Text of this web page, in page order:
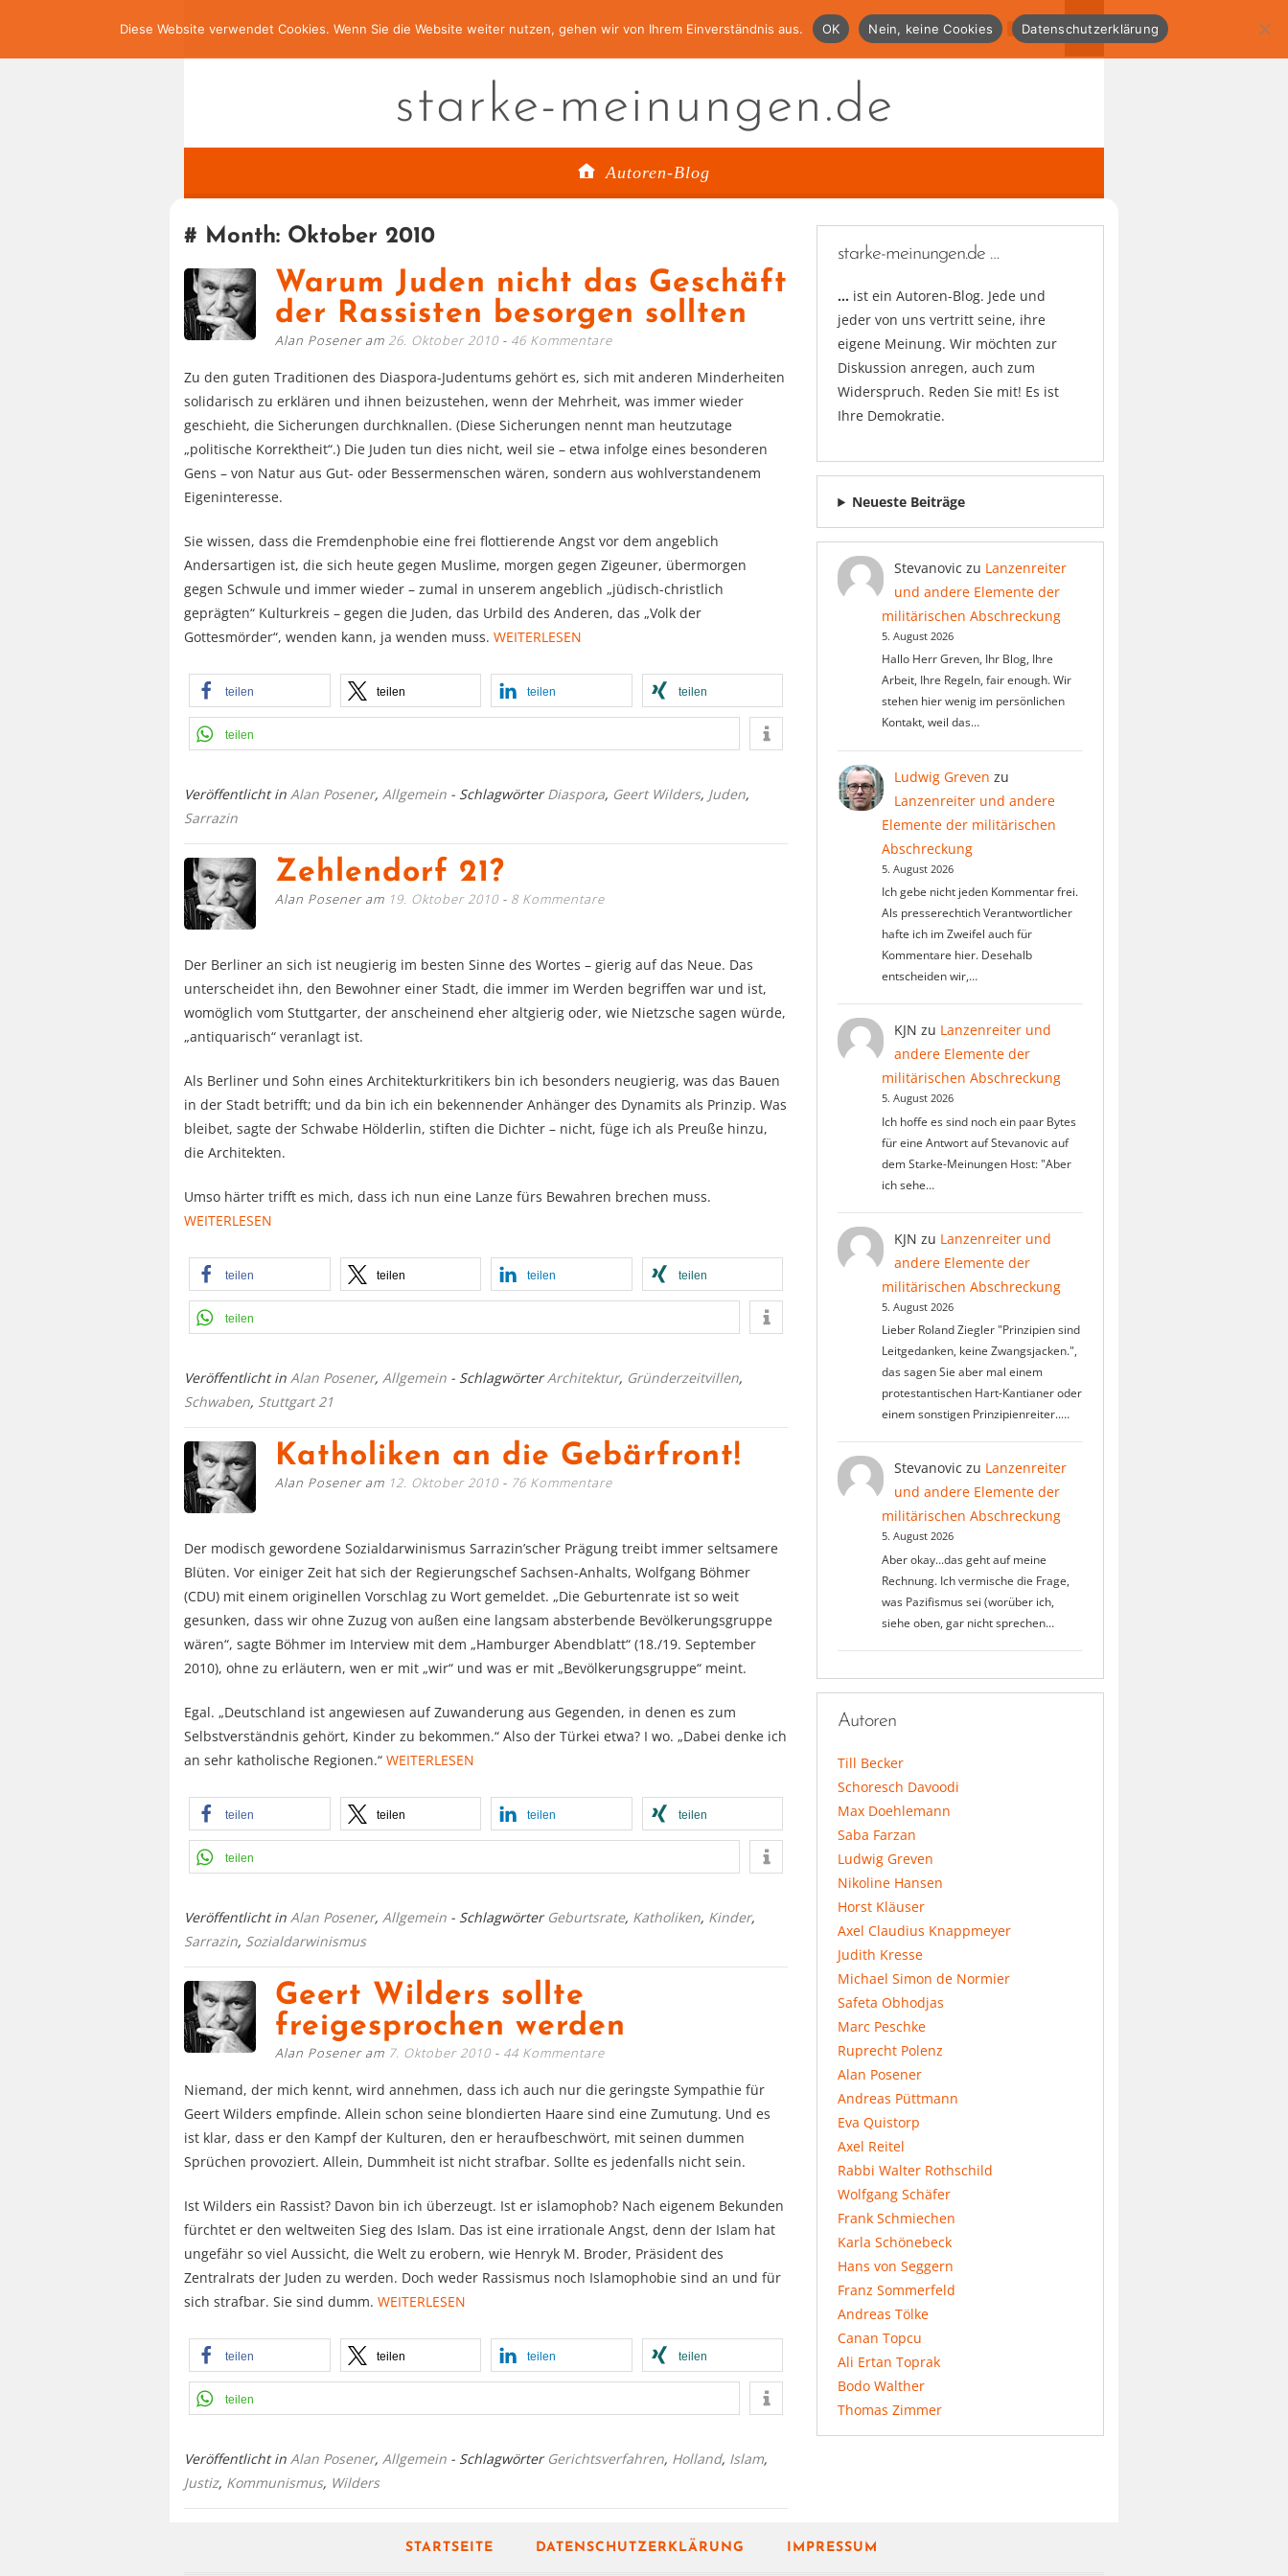
starke-meinungen.de
Autoren-Blog
Month: Oktober 2010
Warum Juden nicht das Geschäft
der Rassisten besorgen sollten
Alan Posener am 26. Oktober 2010 46 Kommentare
Zu den guten Traditionen des Diaspora-Judentums gehört es, sich mit anderen Minderheiten
solidarisch zu erklären und ihnen beizustehen, wenn der Mehrheit, was immer wieder
geschieht, die Sicherungen durchknallen. (Diese Sicherungen nennt man heutzutage
„politische Korrektheit“.) Die Juden tun dies nicht, weil sie – etwa infolge eines besonderen
Gens – von Natur aus Gut- oder Bessermenschen wären, sondern aus wohlverstandenem
Eigeninteresse.
Sie wissen, dass die Fremdenphobie eine frei flottierende Angst vor dem angeblich
Andersartigen ist, die sich heute gegen Muslime, morgen gegen Zigeuner, übermorgen
gegen Schwule und immer wieder – zumal in unserem angeblich „jüdisch-christlich
geprägten“ Kulturkreis – gegen die Juden, das Urbild des Anderen, das „Volk der
Gottesmörder“, wenden kann, ja wenden muss. WEITERLESEN
teilen teilen teilen teilen
teilen
Veröffentlicht in Alan Posener, Allgemein - SchlagwörterDiaspora, Geert Wilders, Juden,
Sarrazin
Zehlendorf 21?
Alan Posener am 19. Oktober 2010 8 Kommentare
Der Berliner an sich ist neugierig im besten Sinne des Wortes – gierig auf das Neue. Das
unterscheidet ihn, den Bewohner einer Stadt, die immer im Werden begriffen war und ist,
womöglich vom Stuttgarter, der anscheinend eher altgierig oder, wie Nietzsche sagen würde,
„antiquarisch“ veranlagt ist.
Als Berliner und Sohn eines Architekturkritikers bin ich besonders neugierig, was das Bauen
in der Stadt betrifft; und da bin ich ein bekennender Anhänger des Dynamits als Prinzip. Was
bleibet, sagte der Schwabe Hölderlin, stiften die Dichter – nicht, füge ich als Preuße hinzu,
die Architekten.
Umso härter trifft es mich, dass ich nun eine Lanze fürs Bewahren brechen muss.
WEITERLESEN
teilen teilen teilen teilen
teilen
Veröffentlicht in Alan Posener, Allgemein - SchlagwörterArchitektur, Gründerzeitvillen,
Schwaben, Stuttgart 21
Katholiken an die Gebärfront!
Alan Posener am 12. Oktober 2010 76 Kommentare
Der modisch gewordene Sozialdarwinismus Sarrazin’scher Prägung treibt immer seltsamere
Blüten. Vor einiger Zeit hat sich der Regierungschef Sachsen-Anhalts, Wolfgang Böhmer
(CDU) mit einem originellen Vorschlag zu Wort gemeldet. „Die Geburtenrate ist so weit
gesunken, dass wir ohne Zuzug von außen eine langsam absterbende Bevölkerungsgruppe
wären“, sagte Böhmer im Interview mit dem „Hamburger Abendblatt“ (18./19. September
2010), ohne zu erläutern, wen er mit „wir“ und was er mit „Bevölkerungsgruppe“ meint.
Egal. „Deutschland ist angewiesen auf Zuwanderung aus Gegenden, in denen es zum
Selbstverständnis gehört, Kinder zu bekommen.“ Also der Türkei etwa? I wo. „Dabei denke ich
an sehr katholische Regionen.“ WEITERLESEN
teilen teilen teilen teilen
teilen
Veröffentlicht in Alan Posener, Allgemein - Schlagwörter Geburtsrate, Katholiken, Kinder,
Sarrazin, Sozialdarwinismus
Geert Wilders sollte
freigesprochen werden
Alan Posener am 7. Oktober 2010 44 Kommentare
Niemand, der mich kennt, wird annehmen, dass ich auch nur die geringste Sympathie für
Geert Wilders empfinde. Allein schon seine blondierten Haare sind eine Zumutung. Und es
ist klar, dass er den Kampf der Kulturen, den er heraufbeschwört, mit seinen dummen
Sprüchen provoziert. Allein, Dummheit ist nicht strafbar. Sollte es jedenfalls nicht sein.
Ist Wilders ein Rassist? Davon bin ich überzeugt. Ist er islamophob? Nach eigenem Bekunden
fürchtet er den weltweiten Sieg des Islam. Das ist eine irrationale Angst, denn der Islam hat
ungefähr so viel Aussicht, die Welt zu erobern, wie Henryk M. Broder, Präsident des
Zentralrats der Juden zu werden. Doch weder Rassismus noch Islamophobie sind an und für
sich strafbar. Sie sind dumm. WEITERLESEN
teilen teilen teilen teilen
teilen
Veröffentlicht in Alan Posener, Allgemein - Schlagwörter Gerichtsverfahren, Holland, Islam,
Justiz, Kommunismus, Wilders
starke-meinungen.de …
… ist ein Autoren-Blog. Jede und
jeder von uns vertritt seine, ihre
eigene Meinung. Wir möchten zur
Diskussion anregen, auch zum
Widerspruch. Reden Sie mit! Es ist
Ihre Demokratie.
Neueste Beiträge
Stevanovic zu Lanzenreiter
und andere Elemente der
militärischen Abschreckung
5. August 2026
Hallo Herr Greven, Ihr Blog, Ihre
Arbeit, Ihre Regeln, fair enough. Wir
stehen hier wenig im persönlichen
Kontakt, weil das…
Ludwig Greven zu
Lanzenreiter und andere
Elemente der militärischen
Abschreckung
5. August 2026
Ich gebe nicht jeden Kommentar frei.
Als presserechtich Verantwortlicher
hafte ich im Zweifel auch für
Kommentare hier. Desehalb
entscheiden wir,…
KJN zu Lanzenreiter und
andere Elemente der
militärischen Abschreckung
5. August 2026
Ich hoffe es sind noch ein paar Bytes
für eine Antwort auf Stevanovic auf
dem Starke-Meinungen Host: "Aber
ich sehe…
KJN zu Lanzenreiter und
andere Elemente der
militärischen Abschreckung
5. August 2026
Lieber Roland Ziegler "Prinzipien sind
Leitgedanken, keine Zwangsjacken.",
das sagen Sie aber mal einem
protestantischen Hart-Kantianer oder
einem sonstigen Prinzipienreiter..…
Stevanovic zu Lanzenreiter
und andere Elemente der
militärischen Abschreckung
5. August 2026
Aber okay...das geht auf meine
Rechnung. Ich vermische die Frage,
was Pazifismus sei (worüber ich,
siehe oben, gar nicht sprechen…
Autoren
Till Becker
Schoresch Davoodi
Max Doehlemann
Saba Farzan
Ludwig Greven
Nikoline Hansen
Horst Kläuser
Axel Claudius Knappmeyer
Judith Kresse
Michael Simon de Normier
Safeta Obhodjas
Marc Peschke
Ruprecht Polenz
Alan Posener
Andreas Püttmann
Eva Quistorp
Axel Reitel
Rabbi Walter Rothschild
Wolfgang Schäfer
Frank Schmiechen
Karla Schönebeck
Hans von Seggern
Franz Sommerfeld
Andreas Tölke
Canan Topcu
Ali Ertan Toprak
Bodo Walther
Thomas Zimmer
STARTSEITE DATENSCHUTZERKLÄRUNG IMPRESSUM
Diese Website verwendet Cookies. Wenn Sie die Website weiter nutzen, gehen wir von Ihrem Einverständnis aus. OK Nein, keine Cookies Datenschutzerklärung